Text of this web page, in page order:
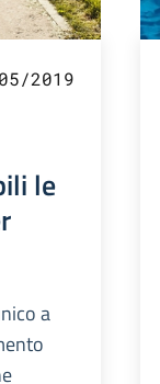
2019
le
a